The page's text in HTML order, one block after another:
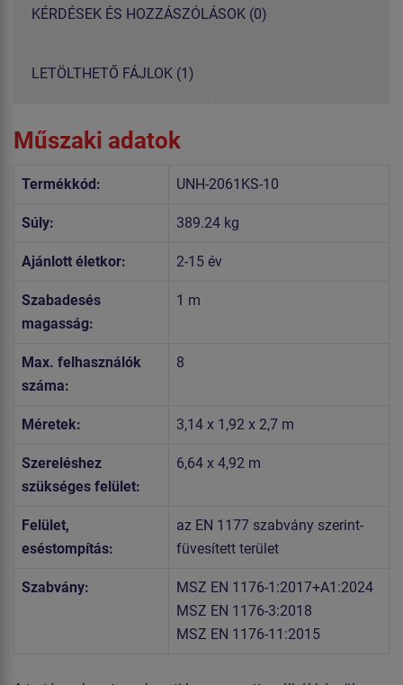
KÉRDÉSEK ÉS HOZZÁSZÓLÁSOK (0)
LETÖLTHETŐ FÁJLOK (1)
Műszaki adatok
Termékkód: UNH-2061KS-10
Súly: 389.24 kg
Ajánlott életkor: 2-15 év
Szabadesés
magasság:
1 m
Max. felhasználók
száma:
8
Méretek: 3,14 x 1,92 x 2,7 m
Szereléshez
szükséges felület:
6,64 x 4,92 m
Felület,
eséstompítás:
az EN 1177 szabvány szerint-
füvesített terület
Szabvány:
MSZ EN 1176-1:2017+A1:2024
MSZ EN 1176-3:2018
MSZ EN 1176-11:2015